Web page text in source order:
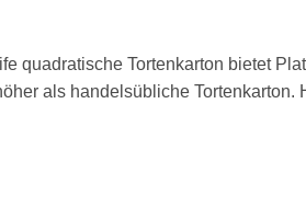
quadratische Tortenkarton bietet
als handelsübliche Tortenkarton.